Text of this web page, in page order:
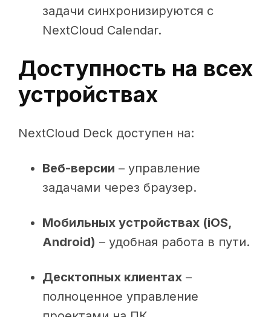
задачи синхронизируются с
NextCloud Calendar.
Доступность на всех
устройствах
NextCloud Deck доступен на:
Веб-версии – управление
задачами через браузер.
Мобильных устройствах (iOS,
Android) – удобная работа в пути.
Десктопных клиентах –
полноценное управление